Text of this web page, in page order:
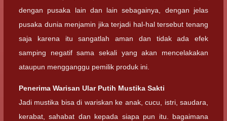
dengan pusaka lain dan lain sebagainya, dengan jelas
pusaka dunia menjamin jika terjadi hal-hal tersebut tenang
saja karena itu sangatlah aman dan tidak ada efek
samping negatif sama sekali yang akan mencelakakan
ataupun mengganggu pemilik produk ini.
Penerima Warisan Ular Putih Mustika Sakti
Jadi mustika bisa di wariskan ke anak, cucu, istri, saudara,
kerabat, sahabat dan kepada siapa pun itu. bagaimana